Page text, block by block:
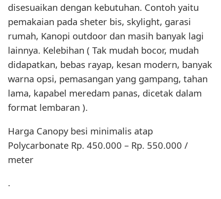
disesuaikan dengan kebutuhan. Contoh yaitu
pemakaian pada sheter bis, skylight, garasi
rumah, Kanopi outdoor dan masih banyak lagi
lainnya. Kelebihan ( Tak mudah bocor, mudah
didapatkan, bebas rayap, kesan modern, banyak
warna opsi, pemasangan yang gampang, tahan
lama, kapabel meredam panas, dicetak dalam
format lembaran ).
Harga Canopy besi minimalis atap
Polycarbonate Rp. 450.000 – Rp. 550.000 /
meter
.